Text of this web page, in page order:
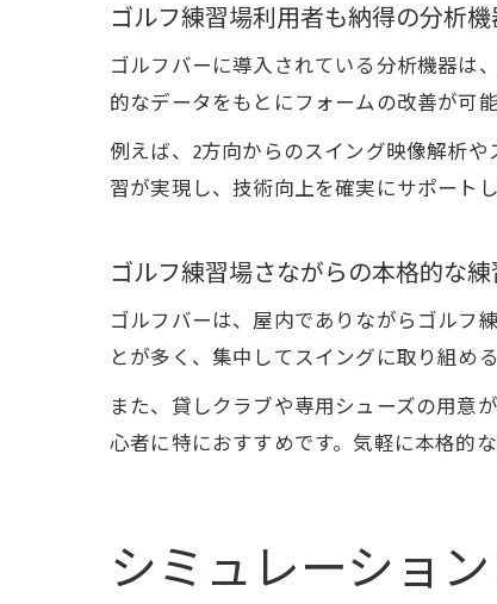
ゴルフ練習場利用者も納得の分析
ゴルフバーに導入されている分析機器は
的なデータをもとにフォームの改善が可
例えば、2方向からのスイング映像解析
習が実現し、技術向上を確実にサポートし
ゴルフ練習場さながらの本格的な
ゴルフバーは、屋内でありながらゴルフ
とが多く、集中してスイングに取り組め
また、貸しクラブや専用シューズの用意
心者に特におすすめです。気軽に本格的
シミュレーショ